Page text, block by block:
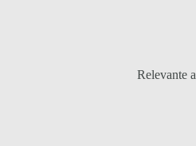
Relevante